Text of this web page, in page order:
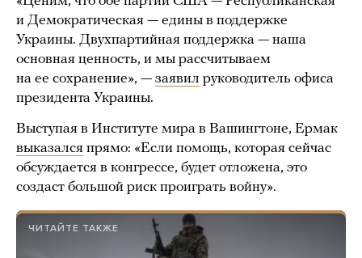
и Демократическая — едины в поддержке
Украины. Двухпартийная поддержка — наша
основная ценность, и мы рассчитываем
на ее сохранение», — заявил руководитель офиса
президента Украины.
Выступая в Институте мира в Вашингтоне, Ермак
выказался прямо: «Если помощь, которая сейчас
обсуждается в конгрессе, будет отложена, это
создаст большой риск проиграть войну».
ЧИТАЙТЕ ТАКЖЕ